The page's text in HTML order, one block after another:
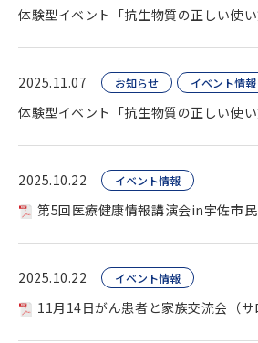
体験型イベント「抗生物質の正しい使い
2025.11.07 お知らせ イベント情報
体験型イベント「抗生物質の正しい使い
2025.10.22 イベント情報
第5回医療健康情報講演会in宇佐市
2025.10.22 イベント情報
11月14日がん患者と家族交流会（